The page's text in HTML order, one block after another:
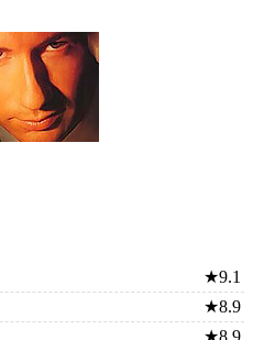
★9.1
★8.9
★8.9